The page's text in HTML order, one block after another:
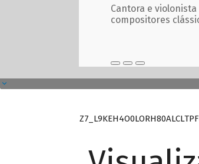
Cantora e
compositores